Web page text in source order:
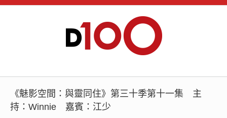
《魅影空間：與靈同住》第三十季第十一集 主
持：Winnie 嘉賓：江少